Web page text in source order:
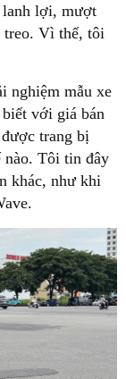
lanh lợi, mượt
treo. Vì thế, tôi
nghiệm mẫu xe
với giá bán
trang bị
nào. Tôi tin đây
khác, như khi